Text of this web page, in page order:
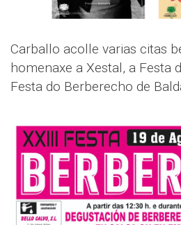
Carballo acolle varias citas
homenaxe a Xestal, a Festa
Festa do Berberecho de